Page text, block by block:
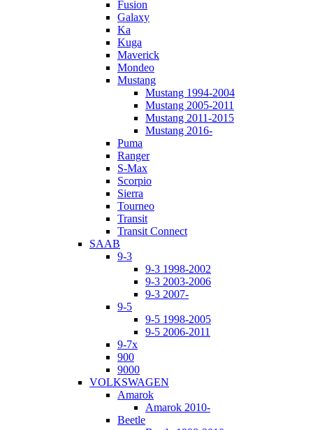
Fusion
Galaxy
Ka
Kuga
Maverick
Mondeo
Mustang
Mustang 1994-2004
Mustang 2005-2011
Mustang 2011-2015
Mustang 2016-
Puma
Ranger
S-Max
Scorpio
Sierra
Tourneo
Transit
Transit Connect
SAAB
9-3
9-3 1998-2002
9-3 2003-2006
9-3 2007-
9-5
9-5 1998-2005
9-5 2006-2011
9-7x
900
9000
VOLKSWAGEN
Amarok
Amarok 2010-
Beetle